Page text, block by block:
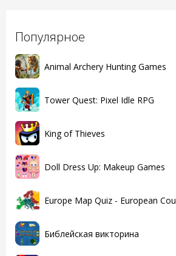
Популярное
Animal Archery Hunting Games
Tower Quest: Pixel Idle RPG
King of Thieves
Doll Dress Up: Makeup Games
Europe Map Quiz - European Cou
Библейская викторина